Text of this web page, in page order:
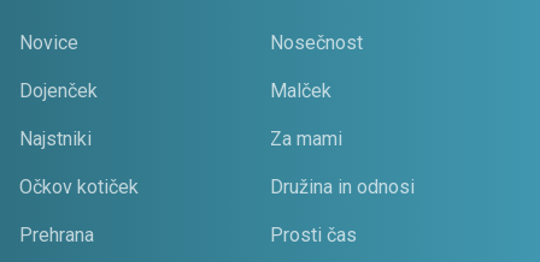
Novice Nosečnost
Dojenček Malček
Najstniki Za mami
Očkov kotiček Družina in odnosi
Prehrana Prosti čas